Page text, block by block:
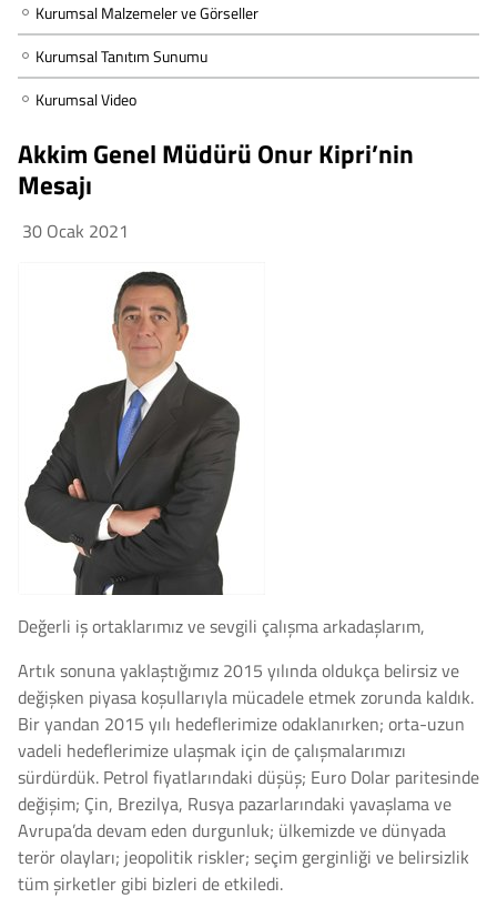
Kurumsal Malzemeler ve Görseller
Kurumsal Tanıtım Sunumu
Kurumsal Video
Akkim Genel Müdürü Onur Kipri’nin
Mesajı
30 Ocak 2021
Değerli iş ortaklarımız ve sevgili çalışma arkadaşlarım,
Artık sonuna yaklaştığımız 2015 yılında oldukça belirsiz ve
değişken piyasa koşullarıyla mücadele etmek zorunda kaldık.
Bir yandan 2015 yılı hedeflerimize odaklanırken; orta-uzun
vadeli hedeflerimize ulaşmak için de çalışmalarımızı
sürdürdük. Petrol fiyatlarındaki düşüş; Euro Dolar paritesinde
değişim; Çin, Brezilya, Rusya pazarlarındaki yavaşlama ve
Avrupa’da devam eden durgunluk; ülkemizde ve dünyada
terör olayları; jeopolitik riskler; seçim gerginliği ve belirsizlik
tüm şirketler gibi bizleri de etkiledi.